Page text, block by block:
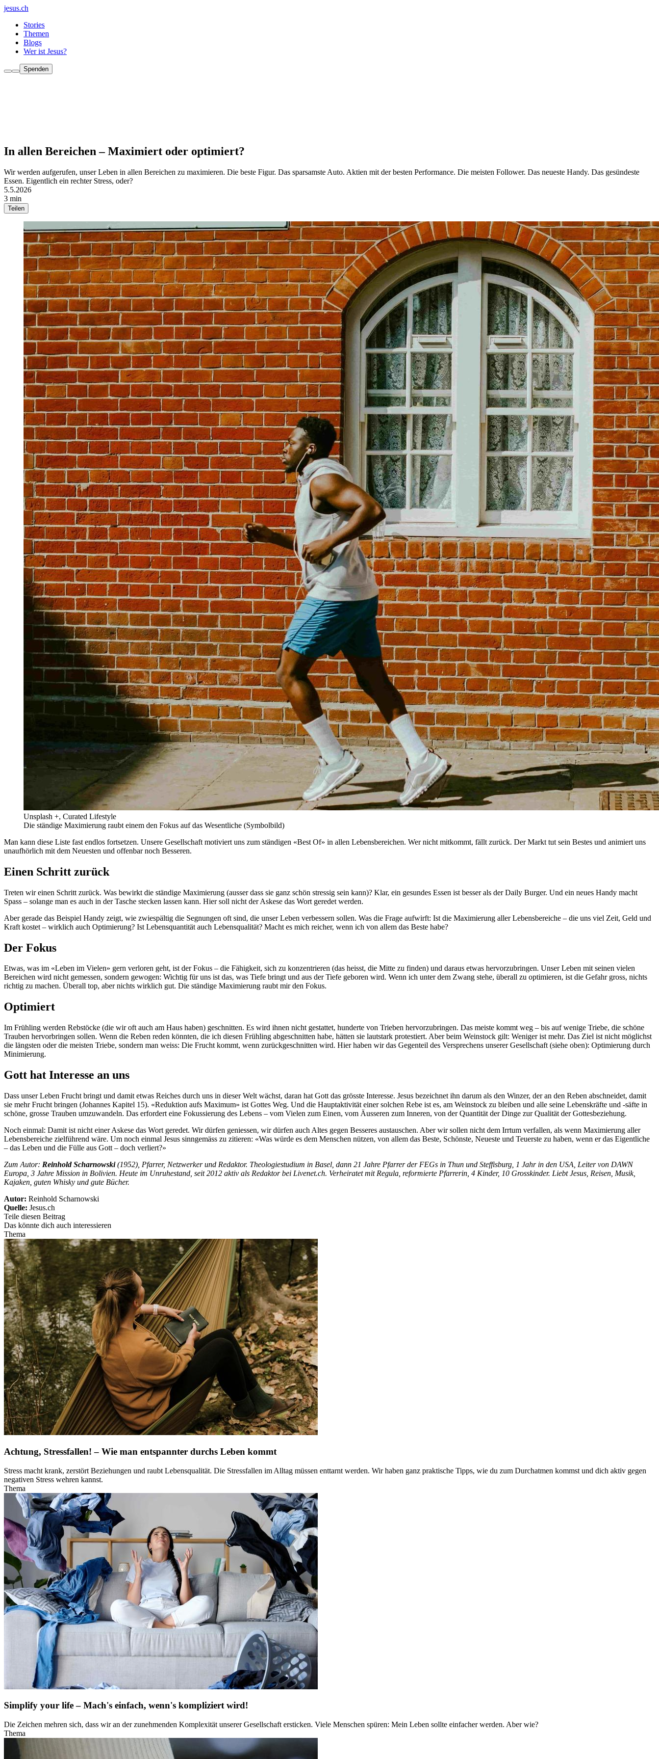
jesus.ch
Stories
Themen
Blogs
Wer ist Jesus?
Spenden
In allen Bereichen – Maximiert oder optimiert?
Wir werden aufgerufen, unser Leben in allen Bereichen zu maximieren. Die beste Figur. Das sparsamste Auto. Aktien mit der besten Performance. Die meisten Follower. Das neueste Handy. Das gesündeste
Essen. Eigentlich ein rechter Stress, oder?
5.5.2026
3 min
Teilen
Unsplash +, Curated Lifestyle
Die ständige Maximierung raubt einem den Fokus auf das Wesentliche (Symbolbild)
Man kann diese Liste fast endlos fortsetzen. Unsere Gesellschaft motiviert uns zum ständigen «Best Of» in allen Lebensbereichen. Wer nicht mitkommt, fällt zurück. Der Markt tut sein Bestes und animiert uns
unaufhörlich mit dem Neuesten und offenbar noch Besseren.
Einen Schritt zurück
Treten wir einen Schritt zurück. Was bewirkt die ständige Maximierung (ausser dass sie ganz schön stressig sein kann)? Klar, ein gesundes Essen ist besser als der Daily Burger. Und ein neues Handy macht
Spass – solange man es auch in der Tasche stecken lassen kann. Hier soll nicht der Askese das Wort geredet werden.
Aber gerade das Beispiel Handy zeigt, wie zwiespältig die Segnungen oft sind, die unser Leben verbessern sollen. Was die Frage aufwirft: Ist die Maximierung aller Lebensbereiche – die uns viel Zeit, Geld und
Kraft kostet – wirklich auch Optimierung? Ist Lebensquantität auch Lebensqualität? Macht es mich reicher, wenn ich von allem das Beste habe?
Der Fokus
Etwas, was im «Leben im Vielen» gern verloren geht, ist der Fokus – die Fähigkeit, sich zu konzentrieren (das heisst, die Mitte zu finden) und daraus etwas hervorzubringen. Unser Leben mit seinen vielen
Bereichen wird nicht gemessen, sondern gewogen: Wichtig für uns ist das, was Tiefe bringt und aus der Tiefe geboren wird. Wenn ich unter dem Zwang stehe, überall zu optimieren, ist die Gefahr gross, nichts
richtig zu machen. Überall top, aber nichts wirklich gut. Die ständige Maximierung raubt mir den Fokus.
Optimiert
Im Frühling werden Rebstöcke (die wir oft auch am Haus haben) geschnitten. Es wird ihnen nicht gestattet, hunderte von Trieben hervorzubringen. Das meiste kommt weg – bis auf wenige Triebe, die schöne
Trauben hervorbringen sollen. Wenn die Reben reden könnten, die ich diesen Frühling abgeschnitten habe, hätten sie lautstark protestiert. Aber beim Weinstock gilt: Weniger ist mehr. Das Ziel ist nicht möglichst
die längsten oder die meisten Triebe, sondern man weiss: Die Frucht kommt, wenn zurückgeschnitten wird. Hier haben wir das Gegenteil des Versprechens unserer Gesellschaft (siehe oben): Optimierung durch
Minimierung.
Gott hat Interesse an uns
Dass unser Leben Frucht bringt und damit etwas Reiches durch uns in dieser Welt wächst, daran hat Gott das grösste Interesse. Jesus bezeichnet ihn darum als den Winzer, der an den Reben abschneidet, damit
sie mehr Frucht bringen (Johannes Kapitel 15). «Reduktion aufs Maximum» ist Gottes Weg. Und die Hauptaktivität einer solchen Rebe ist es, am Weinstock zu bleiben und alle seine Lebenskräfte und -säfte in
schöne, grosse Trauben umzuwandeln. Das erfordert eine Fokussierung des Lebens – vom Vielen zum Einen, vom Äusseren zum Inneren, von der Quantität der Dinge zur Qualität der Gottesbeziehung.
Noch einmal: Damit ist nicht einer Askese das Wort geredet. Wir dürfen geniessen, wir dürfen auch Altes gegen Besseres austauschen. Aber wir sollen nicht dem Irrtum verfallen, als wenn Maximierung aller
Lebensbereiche zielführend wäre. Um noch einmal Jesus sinngemäss zu zitieren: «Was würde es dem Menschen nützen, von allem das Beste, Schönste, Neueste und Teuerste zu haben, wenn er das Eigentliche
– das Leben und die Fülle aus Gott – doch verliert?»
Zum Autor: Reinhold Scharnowski(1952), Pfarrer, Netzwerker und Redaktor. Theologiestudium in Basel, dann 21 Jahre Pfarrer der FEGs in Thun und Steffisburg, 1 Jahr in den USA, Leiter von DAWN
Europa, 3 Jahre Mission in Bolivien. Heute im Unruhestand, seit 2012 aktiv als Redaktor bei Livenet.ch. Verheiratet mit Regula, reformierte Pfarrerin, 4 Kinder, 10 Grosskinder. Liebt Jesus, Reisen, Musik,
Kajaken, guten Whisky und gute Bücher.
Autor: Reinhold Scharnowski
Quelle: Jesus.ch
Teile diesen Beitrag
Das könnte dich auch interessieren
Thema
Achtung, Stressfallen! – Wie man entspannter durchs Leben kommt
Stress macht krank, zerstört Beziehungen und raubt Lebensqualität. Die Stressfallen im Alltag müssen enttarnt werden. Wir haben ganz praktische Tipps, wie du zum Durchatmen kommst und dich aktiv gegen
negativen Stress wehren kannst.
Thema
Simplify your life – Mach's einfach, wenn's kompliziert wird!
Die Zeichen mehren sich, dass wir an der zunehmenden Komplexität unserer Gesellschaft ersticken. Viele Menschen spüren: Mein Leben sollte einfacher werden. Aber wie?
Thema